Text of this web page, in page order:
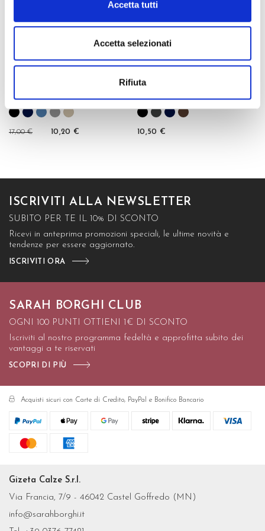
Accetta tutti
Accetta selezionati
Rifiuta
COTONE...
17,00 € 10,20 €
CALZA LUNGA IN
CALDO...
10,50 €
ISCRIVITI ALLA NEWSLETTER
SUBITO PER TE IL 10% DI SCONTO
Ricevi in anteprima promozioni speciali, le ultime novità e
tendenze per essere aggiornato.
ISCRIVITI ORA
SARAH BORGHI CLUB
OGNI 100 PUNTI OTTIENI 1€ DI SCONTO
Iscriviti al nostro programma fedeltà e approfitta subito dei
vantaggi a te riservati
SCOPRI DI PIÙ
Acquisti sicuri con Carte di Credito, PayPal e Bonifico Bancario
Gizeta Calze S.r.l.
Via Francia, 7/9 - 46042 Castel Goffredo (MN)
info@sarahborghi.it